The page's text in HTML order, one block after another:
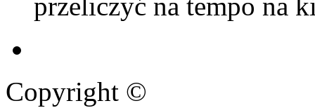
przeliczyć na tempo na
Copyright ©